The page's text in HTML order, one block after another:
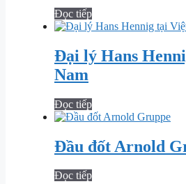
Đọc tiếp
Đại lý Hans
Nam
Đọc tiếp
Đầu đốt Arnold
Đọc tiếp